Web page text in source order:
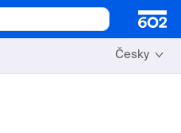
Česky